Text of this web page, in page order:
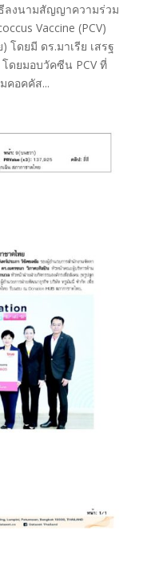
ลงนามสัญญาความร่วม
Vaccine (PCV)
โดยมี ดร.มาเรีย เสรฐ
ดยมอบวัคซีน PCV ที่
คอคคัส...